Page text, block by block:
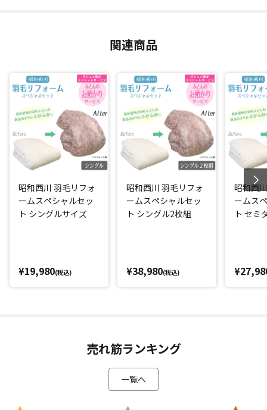
完成時には昭和西川の名前付き品質表示を付けてお届けしま
「ふとんのお預かりサービス」をセットにした日テレポシュ
レだけのスペシャルセット！
綺麗に仕立て直した羽毛ふとんを一時的にお預かりします。
*：ニッセンケン品質評価センター調べ
関連商品
昭和西川 羽毛リフォ
ームスペシャルセッ
ト シングルサイズ
¥19,980(税込)
昭和西川 羽毛リフォ
ームスペシャルセッ
ト シングル2枚組
¥38,980(税込)
昭和西
ームス
ト セミ
売れ筋ランキング
一覧へ